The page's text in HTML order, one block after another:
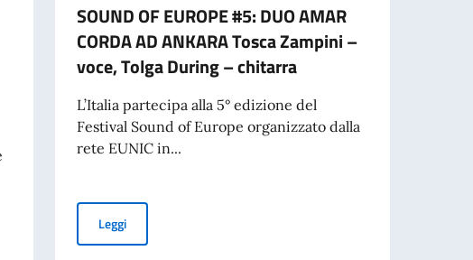
SOUND OF EUROPE #5: DUO AMAR
CORDA AD ANKARA Tosca Zampini –
voce, Tolga During – chitarra
L’Italia partecipa alla 5° edizione del
Festival Sound of Europe organizzato dalla
rete EUNIC in...
LeggiSOUND OF EUROPE #5: DUO AMAR CORDA AD ANKARA